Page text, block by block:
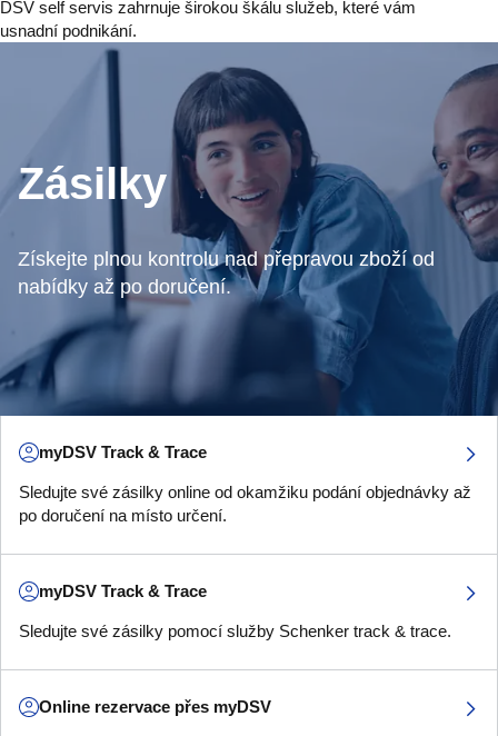
DSV self servis zahrnuje širokou škálu služeb, které vám
usnadní podnikání.
Zásilky
Získejte plnou kontrolu nad přepravou zboží od
nabídky až po doručení.
myDSV Track & Trace
Sledujte své zásilky online od okamžiku podání objednávky až
po doručení na místo určení.
myDSV Track & Trace
Sledujte své zásilky pomocí služby Schenker track & trace.
Online rezervace přes myDSV